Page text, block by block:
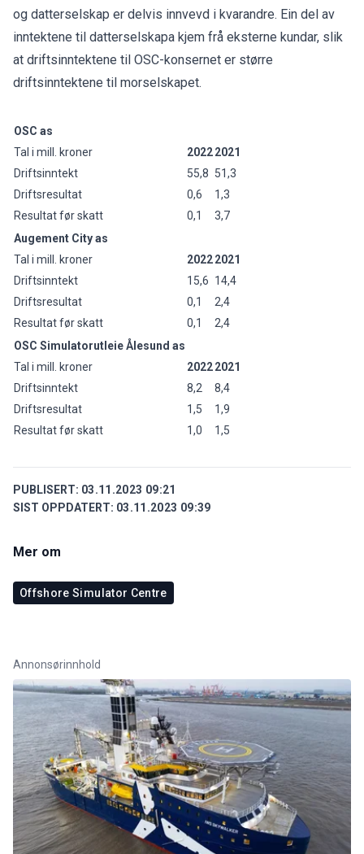
og datterselskap er delvis innvevd i kvarandre. Ein del av
inntektene til datterselskapa kjem frå eksterne kundar, slik
at driftsinntektene til OSC-konsernet er større
driftsinntektene til morselskapet.
OSC as
Tal i mill. kroner
20222021
Driftsinntekt
55,8 51,3
Driftsresultat
0,6
1,3
Resultat før skatt
0,1
3,7
Augement City as
Tal i mill. kroner
20222021
Driftsinntekt
15,6 14,4
Driftsresultat
0,1
2,4
Resultat før skatt
0,1
2,4
OSC Simulatorutleie Ålesund as
Tal i mill. kroner
20222021
Driftsinntekt
8,2
8,4
Driftsresultat
1,5
1,9
Resultat før skatt
1,0 1,5
PUBLISERT: 03.11.2023 09:21
SIST OPPDATERT: 03.11.2023 09:39
Mer om
Offshore Simulator Centre
Annonsørinnhold